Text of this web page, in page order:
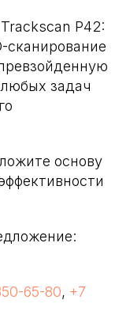
P42:
сканирование
задач
основу
65-80, +7